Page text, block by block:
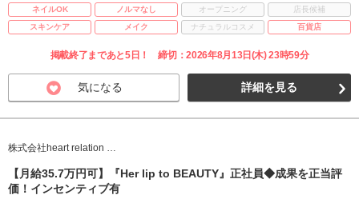
ネイルOK
ノルマなし オープニング
店長候補
スキンケア
メイク ナチュラルコスメ 百貨店
掲載終了まであと5日！ 締切：2026年8月13日(木) 23時59分
気になる 詳細を見る
株式会社heart relation …
【月給35.7万円可】『Her lip to BEAUTY』正社員◆成果を正当評
価！インセンティブ有